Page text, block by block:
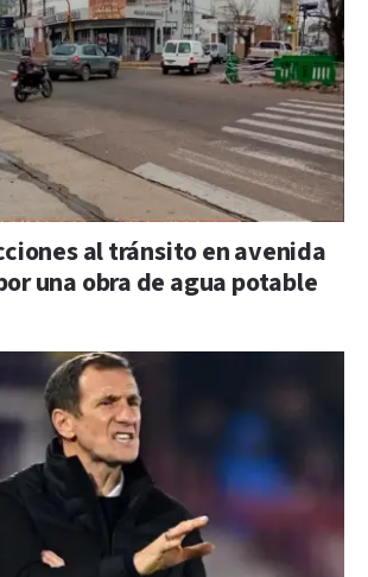
al tránsito en avenida
una obra de agua potable